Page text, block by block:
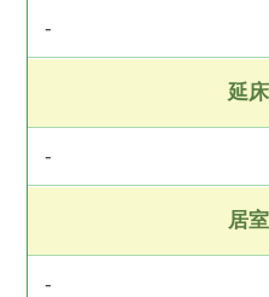
-
延
-
居
-